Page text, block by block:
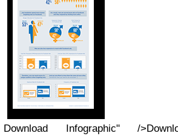
Download Infographic" /